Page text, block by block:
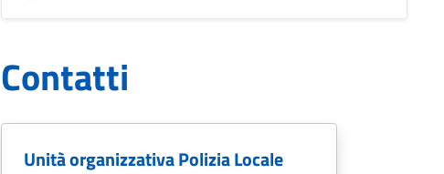
Contatti
Unità organizzativa Polizia Locale